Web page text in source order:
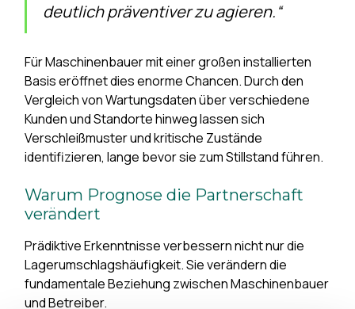
deutlich präventiver zu agieren.“
Für Maschinenbauer mit einer großen installierten
Basis eröffnet dies enorme Chancen. Durch den
Vergleich von Wartungsdaten über verschiedene
Kunden und Standorte hinweg lassen sich
Verschleißmuster und kritische Zustände
identifizieren, lange bevor sie zum Stillstand führen.
Warum Prognose die Partnerschaft
verändert
Prädiktive Erkenntnisse verbessern nicht nur die
Lagerumschlagshäufigkeit. Sie verändern die
fundamentale Beziehung zwischen Maschinenbauer
und Betreiber.